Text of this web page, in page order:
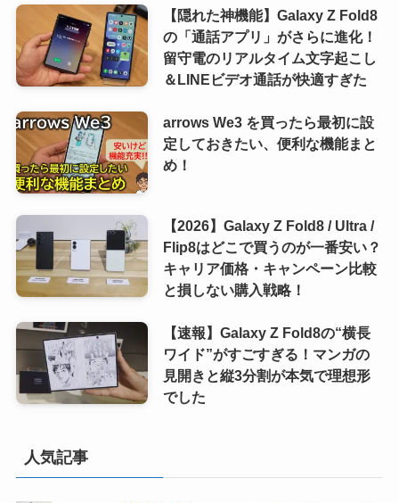
【隠れた神機能】Galaxy Z Fold8
の「通話アプリ」がさらに進化！
留守電のリアルタイム文字起こし
＆LINEビデオ通話が快適すぎた
arrows We3 を買ったら最初に設
定しておきたい、便利な機能まと
め！
【2026】Galaxy Z Fold8 / Ultra /
Flip8はどこで買うのが一番安い？
キャリア価格・キャンペーン比較
と損しない購入戦略！
【速報】Galaxy Z Fold8の“横長
ワイド”がすごすぎる！マンガの
見開きと縦3分割が本気で理想形
でした
人気記事